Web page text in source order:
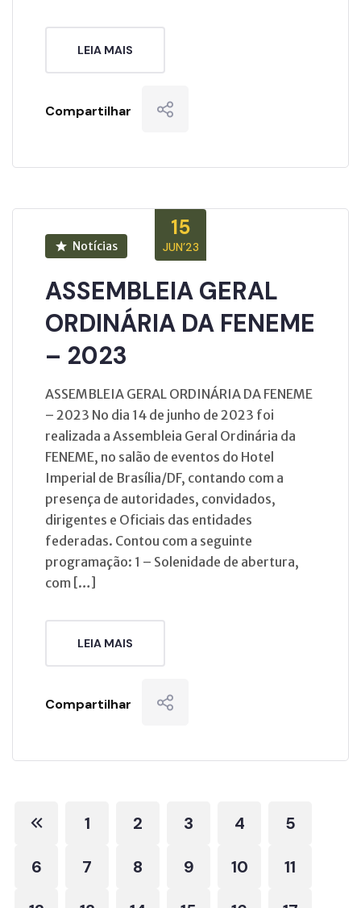
LEIA MAIS
Compartilhar
15
JUN’23
Notícias
ASSEMBLEIA GERAL
ORDINÁRIA DA FENEME
– 2023
ASSEMBLEIA GERAL ORDINÁRIA DA FENEME
– 2023 No dia 14 de junho de 2023 foi
realizada a Assembleia Geral Ordinária da
FENEME, no salão de eventos do Hotel
Imperial de Brasília/DF, contando com a
presença de autoridades, convidados,
dirigentes e Oficiais das entidades
federadas. Contou com a seguinte
programação: 1 – Solenidade de abertura,
com […]
LEIA MAIS
Compartilhar
1 2 3 4 5
6 7 8 9 10 11